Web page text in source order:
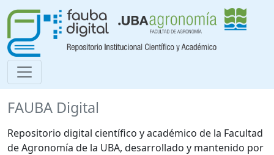
FAUBA Digital
Repositorio digital científico y académico de la Facultad
de Agronomía de la UBA, desarrollado y mantenido por